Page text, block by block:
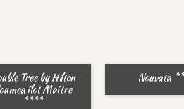
Tree by Hilton
îlot Maître
****
Nouvata